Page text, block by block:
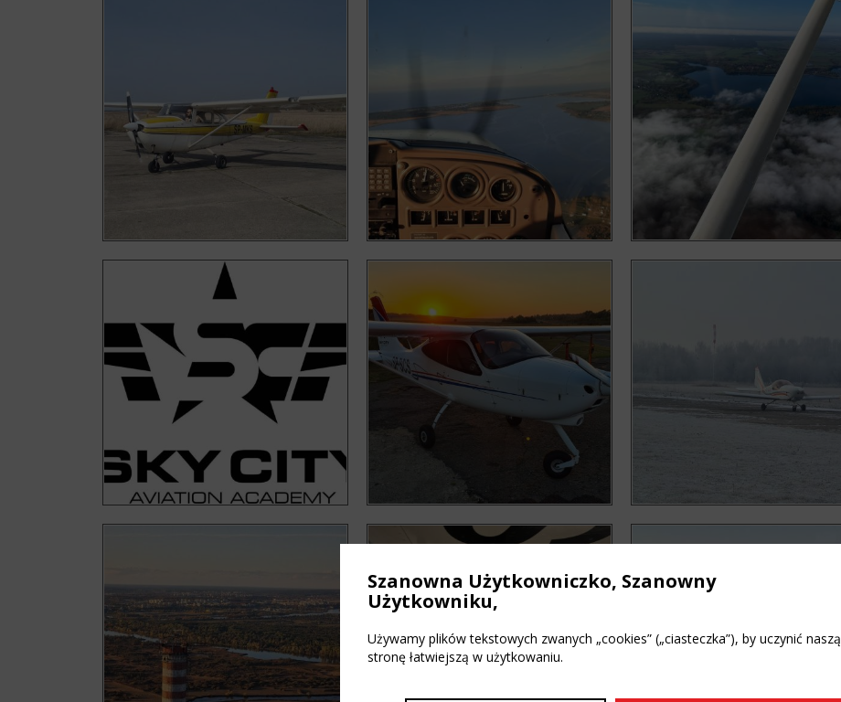
Szanowna Użytkowniczko, Szanowny
Użytkowniku,
Używamy plików tekstowych zwanych „cookies” („ciasteczka”), by uczynić naszą
stronę łatwiejszą w użytkowaniu.